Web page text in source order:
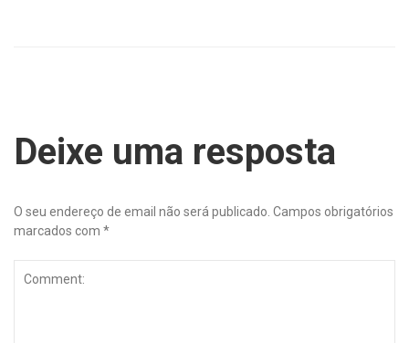
Deixe uma resposta
O seu endereço de email não será publicado. Campos obrigatórios
marcados com *